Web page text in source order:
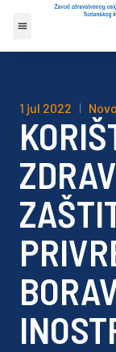
1 jul 2022